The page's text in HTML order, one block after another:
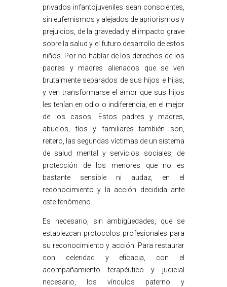
privados infantojuveniles sean conscientes,
sin eufemismos y alejados de apriorismos y
prejuicios, de la gravedad y el impacto grave
sobre la salud y el futuro desarrollo de estos
niños. Por no hablar de los derechos de los
padres y madres alienados que se ven
brutalmente separados de sus hijos e hijas,
y ven transformarse el amor que sus hijos
les tenían en odio o indiferencia, en el mejor
de los casos. Estos padres y madres,
abuelos, tíos y familiares también son,
reitero, las segundas víctimas de un sistema
de salud mental y servicios sociales, de
protección de los menores que no es
bastante sensible ni audaz, en el
reconocimiento y la acción decidida ante
este fenómeno.
Es necesario, sin ambigüedades, que se
establezcan protocolos profesionales para
su reconocimiento y acción. Para restaurar
con celeridad y eficacia, con el
acompañamiento terapéutico y judicial
necesario, los vínculos paterno y